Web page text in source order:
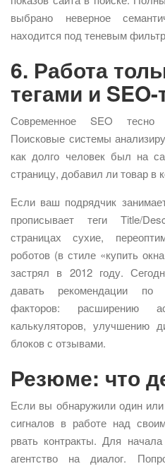
выбрано неверное
находится под теневым
6. Работа
тегами и
Современное SEO тесно
Поисковые системы
как долго человек был на
страницу, добавил ли товар в
Если ваш подрядчик
прописывает теги Title/
страницах сухие,
роботов (в стиле «купить
застрял в 2012 году.
давать рекомендации по
факторов: расширению
калькуляторов, улучшению
блоков с отзывами.
Резюме: что
Если вы обнаружили один
сигналов в работе над
рвать контракты. Для
агентство на диалог.